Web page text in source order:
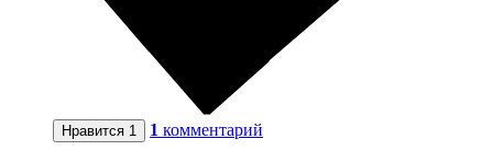
Нравится 1 1 комментарий